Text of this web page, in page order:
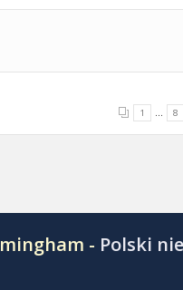
1 ... 8
- Polski